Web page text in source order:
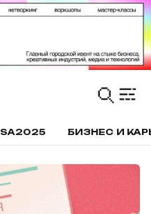
SA2025 БИЗНЕС И